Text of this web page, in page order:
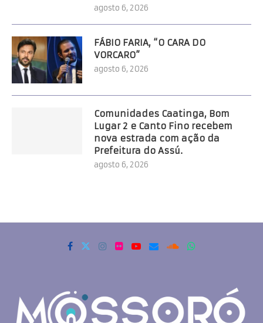
agosto 6, 2026
FÁBIO FARIA, “O CARA DO
VORCARO”
agosto 6, 2026
Comunidades Caatinga, Bom
Lugar 2 e Canto Fino recebem
nova estrada com ação da
Prefeitura do Assú.
agosto 6, 2026